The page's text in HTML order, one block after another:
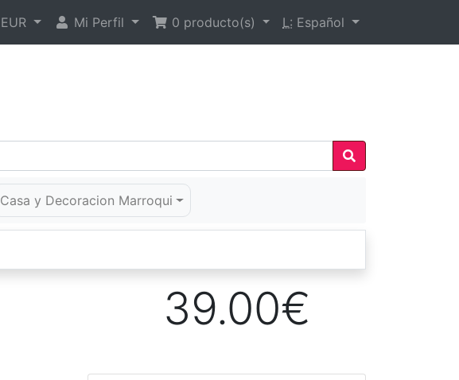
EUR Mi Perfil 0 producto(s) L: Español
Casa y Decoracion Marroqui
39.00€